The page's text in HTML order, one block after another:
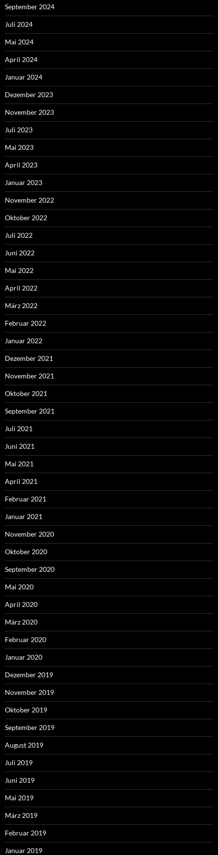
September 2024
Juli 2024
Mai 2024
April 2024
Januar 2024
Dezember 2023
November 2023
Juli 2023
Mai 2023
April 2023
Januar 2023
November 2022
Oktober 2022
Juli 2022
Juni 2022
Mai 2022
April 2022
März 2022
Februar 2022
Januar 2022
Dezember 2021
November 2021
Oktober 2021
September 2021
Juli 2021
Juni 2021
Mai 2021
April 2021
Februar 2021
Januar 2021
November 2020
Oktober 2020
September 2020
Mai 2020
April 2020
März 2020
Februar 2020
Januar 2020
Dezember 2019
November 2019
Oktober 2019
September 2019
August 2019
Juli 2019
Juni 2019
Mai 2019
März 2019
Februar 2019
Januar 2019